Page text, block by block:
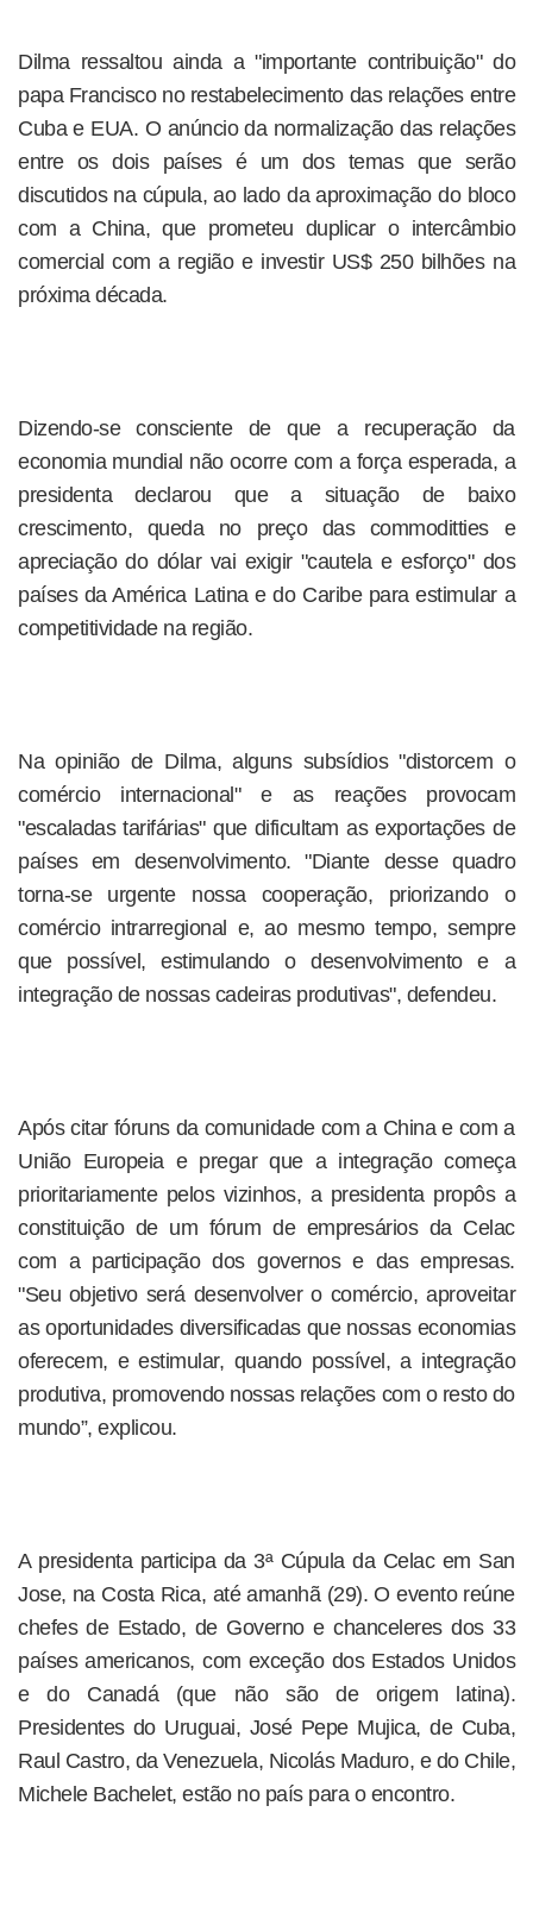
Dilma ressaltou ainda a "importante contribuição" do
papa Francisco no restabelecimento das relações entre
Cuba e EUA. O anúncio da normalização das relações
entre os dois países é um dos temas que serão
discutidos na cúpula, ao lado da aproximação do bloco
com a China, que prometeu duplicar o intercâmbio
comercial com a região e investir US$ 250 bilhões na
próxima década.
Dizendo-se consciente de que a recuperação da
economia mundial não ocorre com a força esperada, a
presidenta declarou que a situação de baixo
crescimento, queda no preço das commoditties e
apreciação do dólar vai exigir "cautela e esforço" dos
países da América Latina e do Caribe para estimular a
competitividade na região.
Na opinião de Dilma, alguns subsídios "distorcem o
comércio internacional" e as reações provocam
"escaladas tarifárias" que dificultam as exportações de
países em desenvolvimento. "Diante desse quadro
torna-se urgente nossa cooperação, priorizando o
comércio intrarregional e, ao mesmo tempo, sempre
que possível, estimulando o desenvolvimento e a
integração de nossas cadeiras produtivas", defendeu.
Após citar fóruns da comunidade com a China e com a
União Europeia e pregar que a integração começa
prioritariamente pelos vizinhos, a presidenta propôs a
constituição de um fórum de empresários da Celac
com a participação dos governos e das empresas.
"Seu objetivo será desenvolver o comércio, aproveitar
as oportunidades diversificadas que nossas economias
oferecem, e estimular, quando possível, a integração
produtiva, promovendo nossas relações com o resto do
mundo”, explicou.
A presidenta participa da 3ª Cúpula da Celac em San
Jose, na Costa Rica, até amanhã (29). O evento reúne
chefes de Estado, de Governo e chanceleres dos 33
países americanos, com exceção dos Estados Unidos
e do Canadá (que não são de origem latina).
Presidentes do Uruguai, José Pepe Mujica, de Cuba,
Raul Castro, da Venezuela, Nicolás Maduro, e do Chile,
Michele Bachelet, estão no país para o encontro.